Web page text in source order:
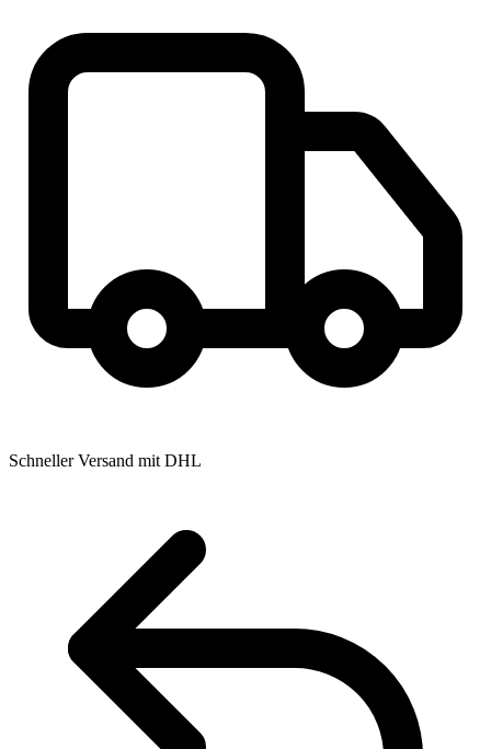
Schneller Versand mit DHL